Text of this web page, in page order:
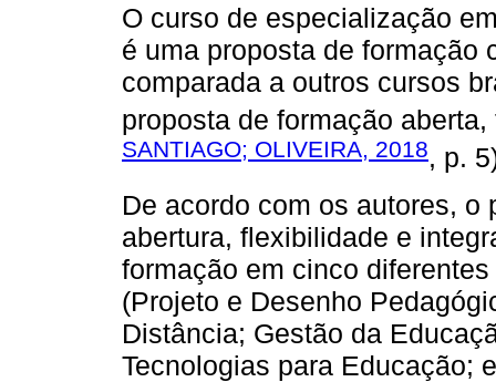
O curso de especialização
é uma proposta de formação
comparada a outros cursos
proposta de formação
SANTIAGO; OLIVEIRA, 2018, p.
De acordo com os autores,
abertura, flexibilidade e
formação em cinco
(Projeto e Desenho
Distância; Gestão da
Tecnologias para Educação;